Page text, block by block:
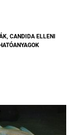
CANDIDA ELLENI